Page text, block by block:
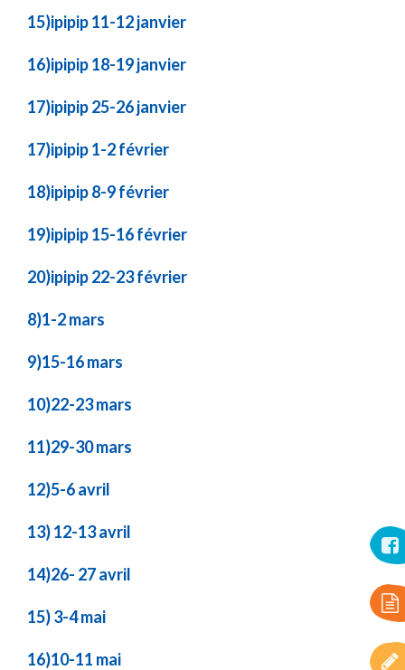
15)ipipip 11-12 janvier
16)ipipip 18-19 janvier
17)ipipip 25-26 janvier
17)ipipip 1-2 février
18)ipipip 8-9 février
19)ipipip 15-16 février
20)ipipip 22-23 février
8)1-2 mars
9)15-16 mars
10)22-23 mars
11)29-30 mars
12)5-6 avril
13) 12-13 avril
14)26- 27 avril
15) 3-4 mai
16)10-11 mai